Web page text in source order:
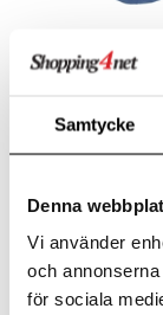
Samtycke
Denna
Vi använder
och
för sociala
Babblarna Halilelu
Mukava ja halittava
7,92 € (9,90€)
kampanja